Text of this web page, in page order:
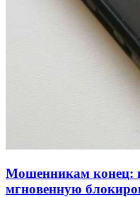
Фестиваль
11–13 сентября в
Мошенникам конец:
мгновенную